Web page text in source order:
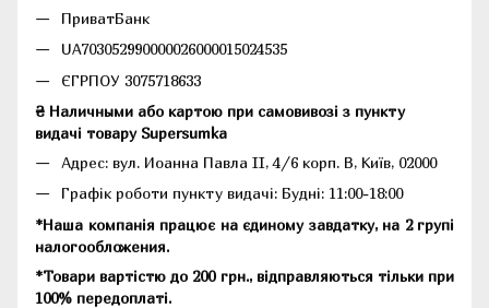
ПриватБанк
UA703052990000026000015024535
ЄГРПОУ 3075718633
₴ Наличными або картою при самовивозі з пункту
видачі товару Supersumka
Адрес: вул. Иоанна Павла II, 4/6 корп. В, Київ, 02000
Графік роботи пункту видачі: Будні: 11:00-18:00
*Наша компанія працює на єдиному завдатку, на 2 групі
налогообложения.
*Товари вартістю до 200 грн., відправляються тільки при
100% передоплаті.